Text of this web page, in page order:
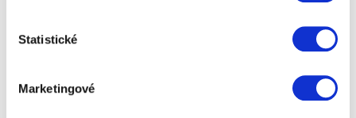
Statistické
Marketingové